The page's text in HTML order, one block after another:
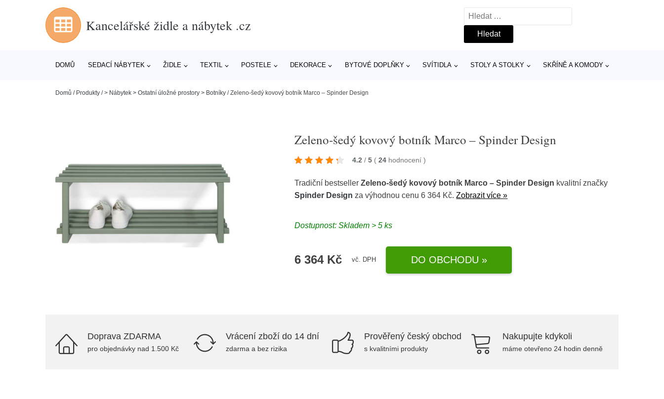
Kancelářské židle a nábytek .cz
Vyhledávání
DOMŮ SEDACÍ NÁBYTEK ŽIDLE TEXTIL POSTELE DEKORACE BYTOVÉ DOPLŇKY SVÍTIDLA STOLY A STOLKY SKŘÍNĚ A KOMODY
Domů / Produkty /> Nábytek > Ostatní úložné prostory > Botníky /Zeleno-šedý kovový botník Marco – Spinder Design
Zeleno-šedý kovový botník Marco – Spinder Design
4.2 / 5 ( 24 hodnocení)
Tradiční bestsellerZeleno-šedý kovový botník Marco – Spinder Design kvalitní značky
Spinder Design za výhodnou cenu 6 364 Kč.Zobrazit více »
Dostupnost: Skladem > 5 ks
6 364 Kč vč. DPH DO OBCHODU »
Doprava ZDARMA
pro objednávky nad 1.500 Kč
Vrácení zboží do 14 dní
zdarma a bez rizika
Prověřený český obchod
s kvalitními produkty
Nakupujte kdykoli
máme otevřeno 24 hodin denně